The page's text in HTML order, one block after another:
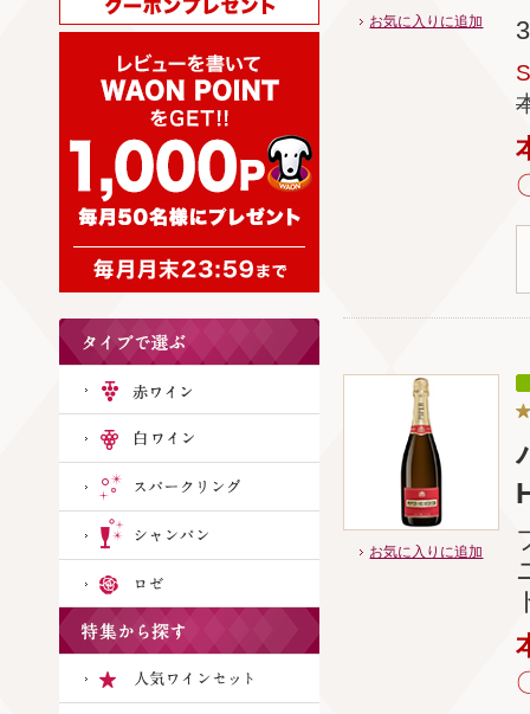
お気に入りに追加
お気に入りに追加